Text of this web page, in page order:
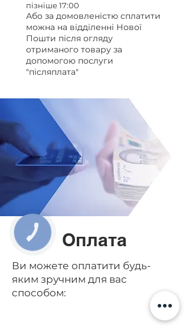
пізніше 17:00
Або за домовленістю сплатити
можна на відділенні Нової
Пошти після огляду
отриманого товару за
допомогою послуги
"післяплата"
Оплата
Ви можете оплатити будь-
яким зручним для вас
способом:
КНОПКА
ЗВ'ЯЗКУ